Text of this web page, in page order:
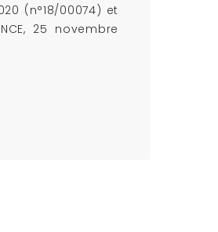
(n°18/00074) et
25 novembre